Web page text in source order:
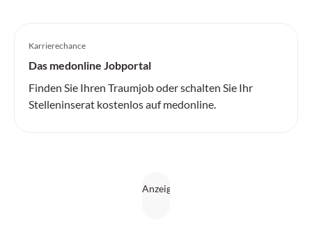
Karrierechance
Das medonline Jobportal
Finden Sie Ihren Traumjob oder schalten Sie Ihr
Stelleninserat kostenlos auf medonline.